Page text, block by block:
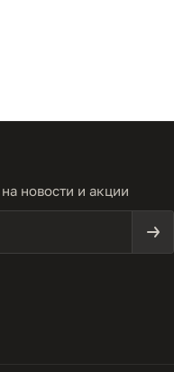
новости и акции